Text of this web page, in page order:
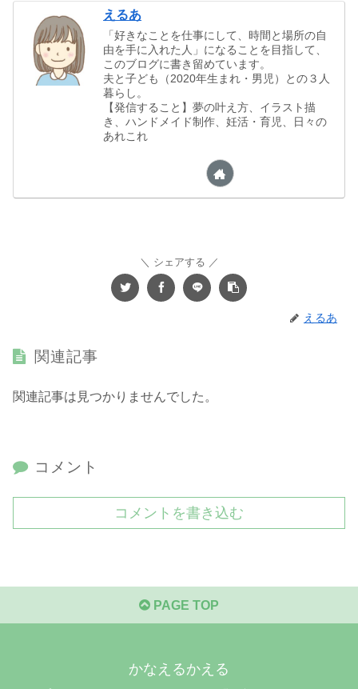
えるあ
「好きなことを仕事にして、時間と場所の自
由を手に入れた人」になることを目指して、
このブログに書き留めています。
夫と子ども（2020年生まれ・男児）との３人
暮らし。
【発信すること】夢の叶え方、イラスト描
き、ハンドメイド制作、妊活・育児、日々の
あれこれ
シェアする
えるあ
関連記事
関連記事は見つかりませんでした。
コメント
コメントを書き込む
PAGE TOP
かなえるかえる